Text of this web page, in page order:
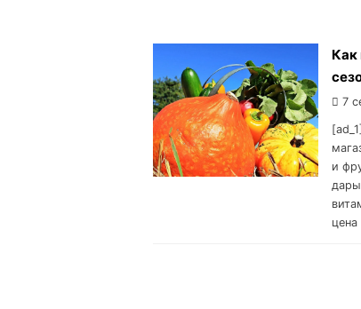
Как
7
и
дары
цена